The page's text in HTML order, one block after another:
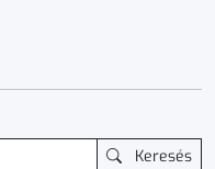
Keresés